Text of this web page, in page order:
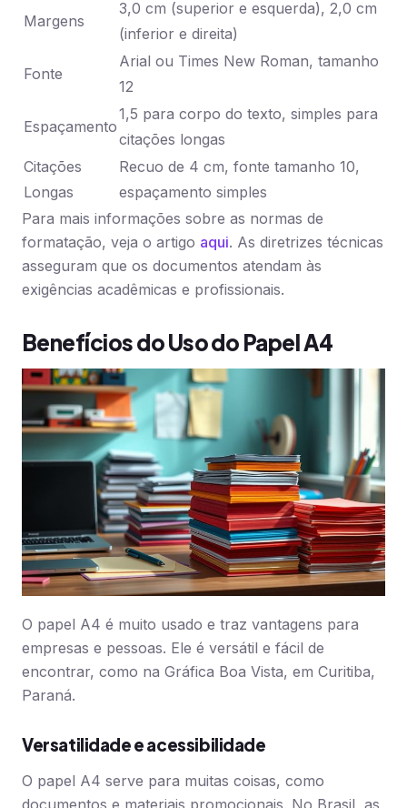
Margens
3,0 cm (superior e esquerda), 2,0 cm
(inferior e direita)
Fonte
Arial ou Times New Roman, tamanho
12
Espaçamento
1,5 para corpo do texto, simples para
citações longas
Citações
Longas
Recuo de 4 cm, fonte tamanho 10,
espaçamento simples
Para mais informações sobre as normas de
formatação, veja o artigo aqui. As diretrizes técnicas
asseguram que os documentos atendam às
exigências acadêmicas e profissionais.
Benefícios do Uso do Papel A4
O papel A4 é muito usado e traz vantagens para
empresas e pessoas. Ele é versátil e fácil de
encontrar, como na Gráfica Boa Vista, em Curitiba,
Paraná.
Versatilidade e acessibilidade
O papel A4 serve para muitas coisas, como
documentos e materiais promocionais. No Brasil, as